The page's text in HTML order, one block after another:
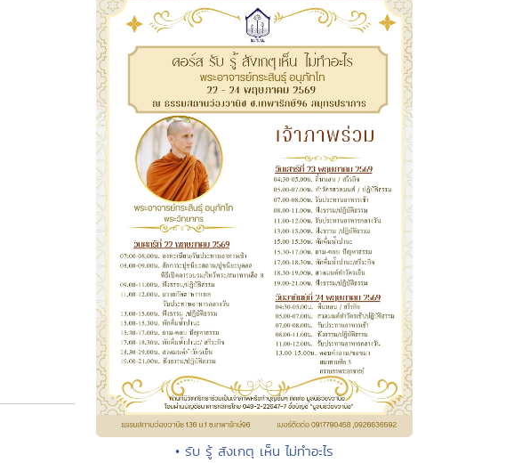
• รับ รู้ สังเกตุ เห็น ไม่ทำอะไร